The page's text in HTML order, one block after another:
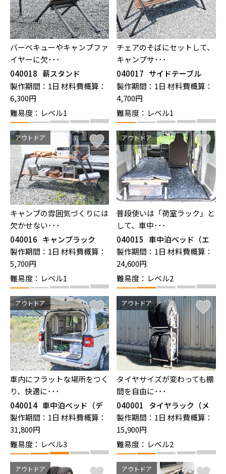
バーベキューやキャンプファ
イヤーに欠･･･
040018 薪スタンド
製作期間：1日 材料費概算：
6,300円
難易度：レベル1
チェアのそばにセットして、
キャンプサ･･･
040017 サイドテーブル
製作期間：1日 材料費概算：
4,700円
難易度：レベル1
アウトドア
キャンプの雰囲気づくりには
欠かせない･･･
040016 キャンプラック
製作期間：1日 材料費概算：
5,700円
難易度：レベル1
アウトドア
普段使いは「荷室ラック」と
して、車中･･･
040015 車中泊ベッド（エ
ブリイ）
製作期間：1日 材料費概算：
24,600円
難易度：レベル2
アウトドア
車内にフラットな場所をつく
り、快適に･･･
040014 車中泊ベッド（デ
リカD5）
製作期間：1日 材料費概算：
31,800円
難易度：レベル3
アウトドア
タイヤサイズが変わっても棚
間を自由に･･･
040001
タイヤラック（メ
タルジョイント仕様）
製作期間：1日 材料費概算：
15,900円
難易度：レベル2
アウトドア アウトドア